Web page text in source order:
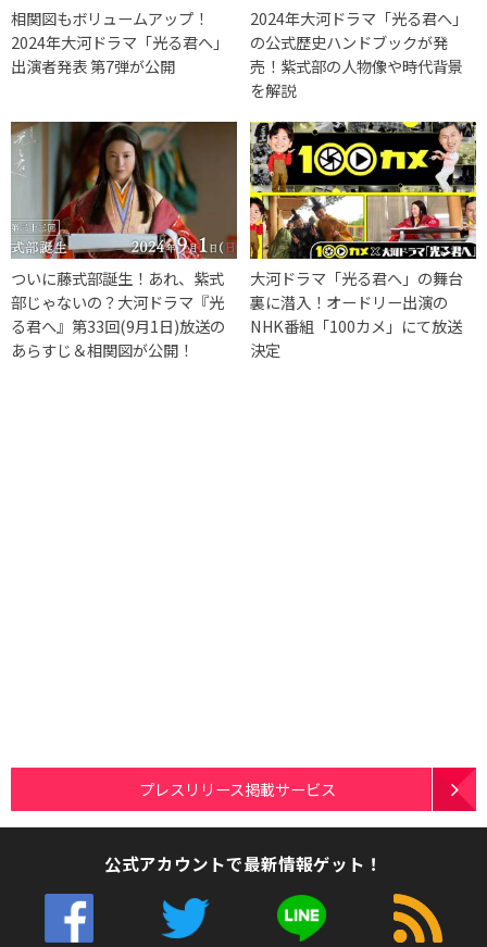
相関図もボリュームアップ！
2024年大河ドラマ「光る君へ」
出演者発表 第7弾が公開
2024年大河ドラマ「光る君へ」
の公式歴史ハンドブックが発
売！紫式部の人物像や時代背景
を解説
ついに藤式部誕生！あれ、紫式
部じゃないの？大河ドラマ『光
る君へ』第33回(9月1日)放送の
あらすじ＆相関図が公開！
大河ドラマ「光る君へ」の舞台
裏に潜入！オードリー出演の
NHK番組「100カメ」にて放送
決定
プレスリリース掲載サービス
公式アカウントで最新情報ゲット！